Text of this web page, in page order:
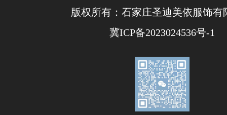
版权所有：石家庄圣迪美依服饰有
冀ICP备2023024536号-1